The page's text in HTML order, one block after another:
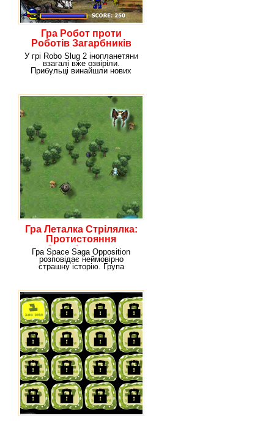
Гра Робот проти
Роботів Загарбників
У грі Robo Slug 2 інопланетяни
взагалі вже озвіріли.
Прибульці винайшли нових
Гра Леталка Стрілялка:
Протистояння
прибульців з космосу
Гра Space Saga Opposition
розповідає неймовірно
страшну історію. Група